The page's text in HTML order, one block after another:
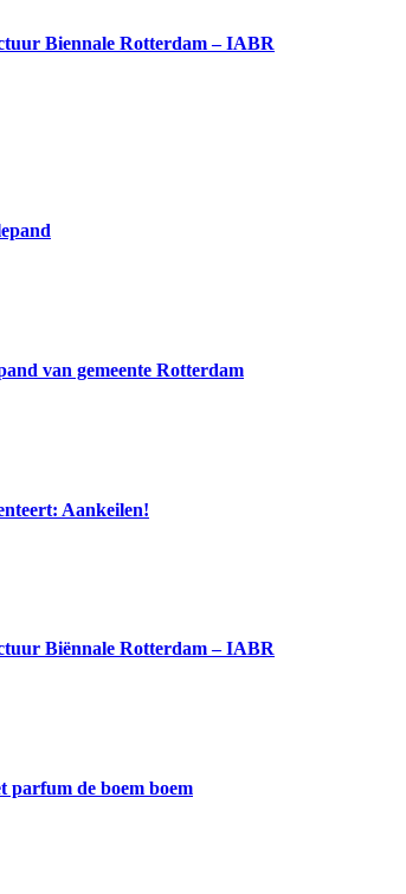
Biennale Rotterdam – IABR
van gemeente Rotterdam
Aankeilen!
Biënnale Rotterdam – IABR
parfum de boem boem